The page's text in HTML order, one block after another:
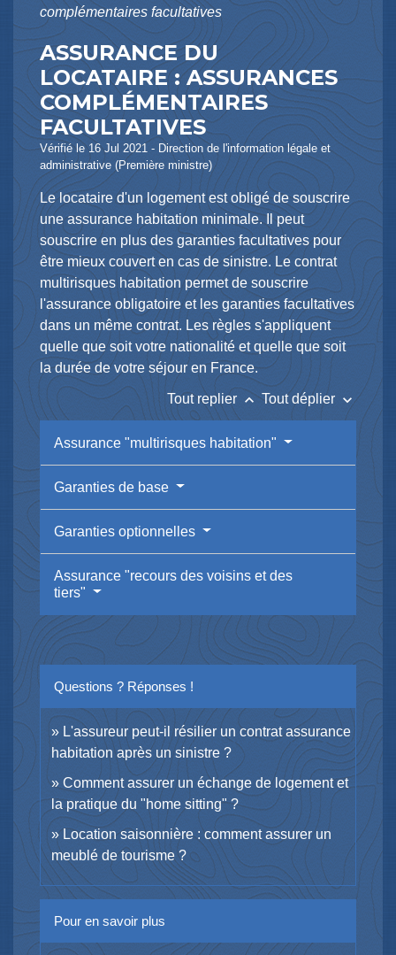
complémentaires facultatives
ASSURANCE DU
LOCATAIRE : ASSURANCES
COMPLÉMENTAIRES
FACULTATIVES
Vérifié le 16 Jul 2021 - Direction de l'information légale et
administrative (Première ministre)
Le locataire d'un logement est obligé de souscrire
une assurance habitation minimale. Il peut
souscrire en plus des garanties facultatives pour
être mieux couvert en cas de sinistre. Le contrat
multirisques habitation permet de souscrire
l'assurance obligatoire et les garanties facultatives
dans un même contrat. Les règles s'appliquent
quelle que soit votre nationalité et quelle que soit
la durée de votre séjour en France.
Tout replier keyboard_arrow_up Tout déplier keyboard_arrow_down
Assurance "multirisques habitation"
Garanties de base
Garanties optionnelles
Assurance "recours des voisins et des
tiers"
Questions ? Réponses !
L'assureur peut-il résilier un contrat assurance
habitation après un sinistre ?
Comment assurer un échange de logement et
la pratique du "home sitting" ?
Location saisonnière : comment assurer un
meublé de tourisme ?
Pour en savoir plus